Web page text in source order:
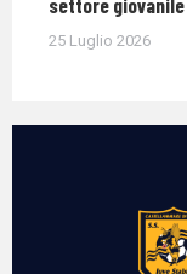
settore giovanile
25 Luglio 2026